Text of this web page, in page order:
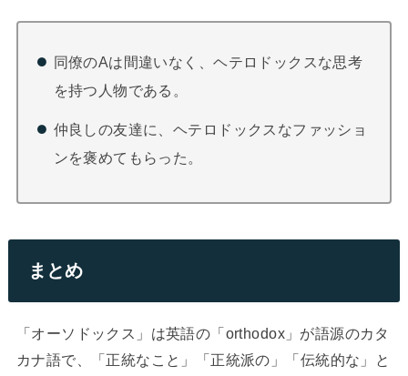
同僚のAは間違いなく、ヘテロドックスな思考
を持つ人物である。
仲良しの友達に、ヘテロドックスなファッショ
ンを褒めてもらった。
まとめ
「オーソドックス」は英語の「orthodox」が語源のカタ
カナ語で、「正統なこと」「正統派の」「伝統的な」と